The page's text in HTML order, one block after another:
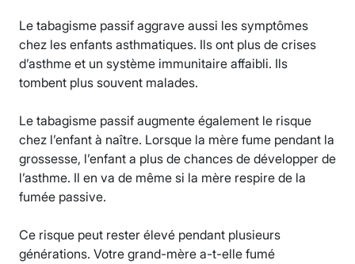
Le tabagisme passif aggrave aussi les symptômes
chez les enfants asthmatiques. Ils ont plus de crises
d’asthme et un système immunitaire affaibli. Ils
tombent plus souvent malades.
Le tabagisme passif augmente également le risque
chez l’enfant à naître. Lorsque la mère fume pendant la
grossesse, l’enfant a plus de chances de développer de
l’asthme. Il en va de même si la mère respire de la
fumée passive.
Ce risque peut rester élevé pendant plusieurs
générations. Votre grand-mère a-t-elle fumé